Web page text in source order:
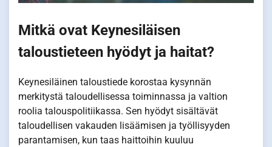
Mitkä ovat Keynesiläisen
taloustieteen hyödyt ja haitat?
Keynesiläinen taloustiede korostaa kysynnän
merkitystä taloudellisessa toiminnassa ja valtion
roolia talouspolitiikassa. Sen hyödyt sisältävät
taloudellisen vakauden lisäämisen ja työllisyyden
parantamisen, kun taas haittoihin kuuluu